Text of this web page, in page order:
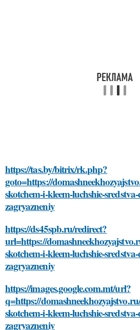
https://tas.by/bitrix/rk.php?
goto=https://
skotchem-i-kleem-luchshie-
zagryazneniy
https://ds45spb.ru/redirect?
url=https://
skotchem-i-kleem-luchshie-
zagryazneniy
https://images.google.com.mt/url?
q=https://
skotchem-i-kleem-luchshie-
zagryazneniy